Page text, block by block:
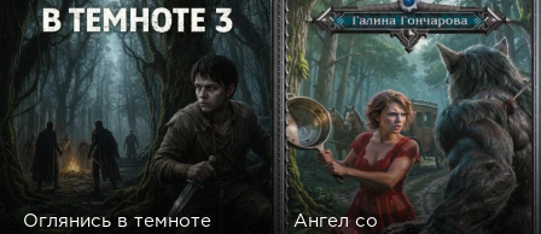
Оглянись в темноте
Ангел со